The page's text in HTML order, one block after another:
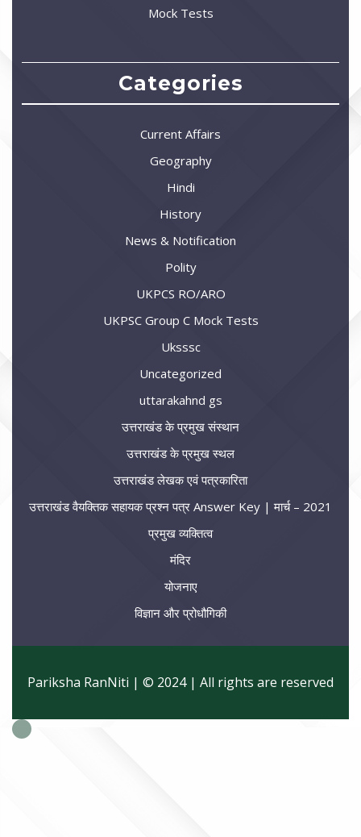
Mock Tests
Categories
Current Affairs
Geography
Hindi
History
News & Notification
Polity
UKPCS RO/ARO
UKPSC Group C Mock Tests
Uksssc
Uncategorized
uttarakahnd gs
उत्तराखंड के प्रमुख संस्थान
उत्तराखंड के प्रमुख स्थल
उत्तराखंड लेखक एवं पत्रकारिता
उत्तराखंड वैयक्तिक सहायक प्रश्न पत्र Answer Key | मार्च – 2021
प्रमुख व्यक्तित्व
मंदिर
योजनाए
विज्ञान और प्रोधौगिकी
Pariksha RanNiti | © 2024 | All rights are reserved